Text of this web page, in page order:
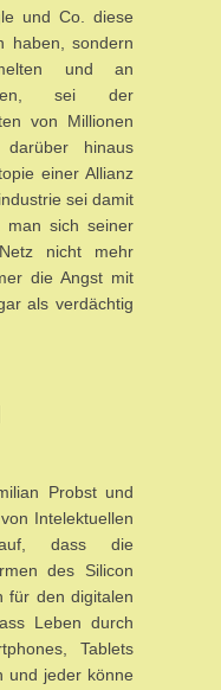
und Co. diese
haben, sondern
und an
sei der
von Millionen
hinaus
einer Allianz
sei damit
man sich seiner
nicht mehr
die Angst mit
als verdächtig
Probst und
Intelektuellen
dass die
des Silicon
für den digitalen
Leben durch
Tablets
und jeder könne